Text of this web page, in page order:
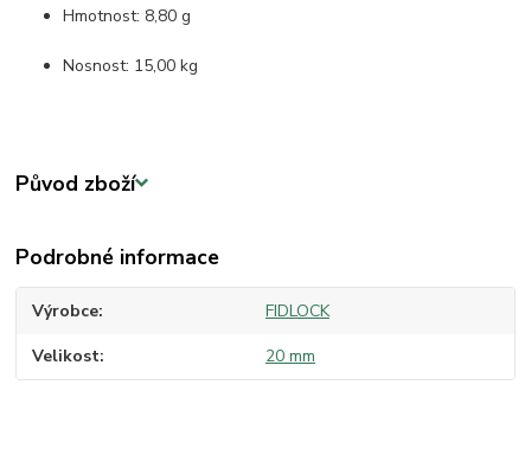
Hmotnost: 8,80 g
Nosnost: 15,00 kg
Původ zboží
Podrobné informace
Výrobce FIDLOCK
Velikost 20 mm